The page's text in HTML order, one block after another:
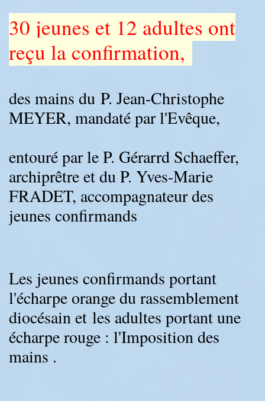
30 jeunes et 12 adultes ont
reçu la confirmation,
des mains du P. Jean-Christophe
MEYER, mandaté par l'Evêque,
entouré par le P. Gérarrd Schaeffer,
archiprêtre et du P. Yves-Marie
FRADET, accompagnateur des
jeunes confirmands
Les jeunes confirmands portant
l'écharpe orange du rassemblement
diocésain et les adultes portant une
écharpe rouge : l'Imposition des
mains .